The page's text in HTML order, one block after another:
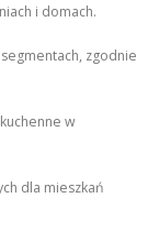
i domach.
zgodnie
w
dla mieszkań